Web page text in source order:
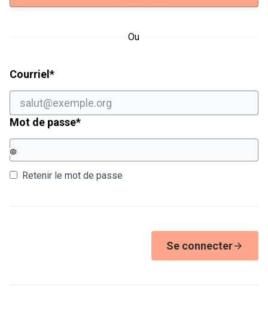
Ou
Courriel *Champ obligatoire
Mot de passe*Champ obligatoire
Retenir le mot de passe
Se connecter